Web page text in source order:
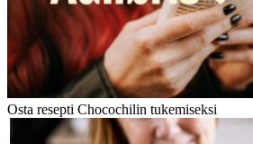
Osta resepti Chocochilin tukemiseksi